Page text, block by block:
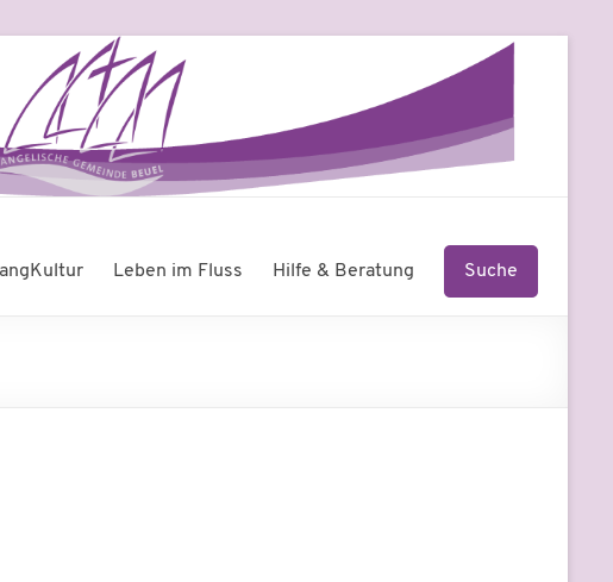
Leben im Fluss Hilfe & Beratung Suche